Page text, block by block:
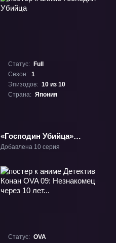
Статус:
Full
Сезон: 1
Эпизодов: 10 из 10
Страна: Япония
«Господин Убийца»
ТВ-1
Добавлена 10 серия
Статус: OVA